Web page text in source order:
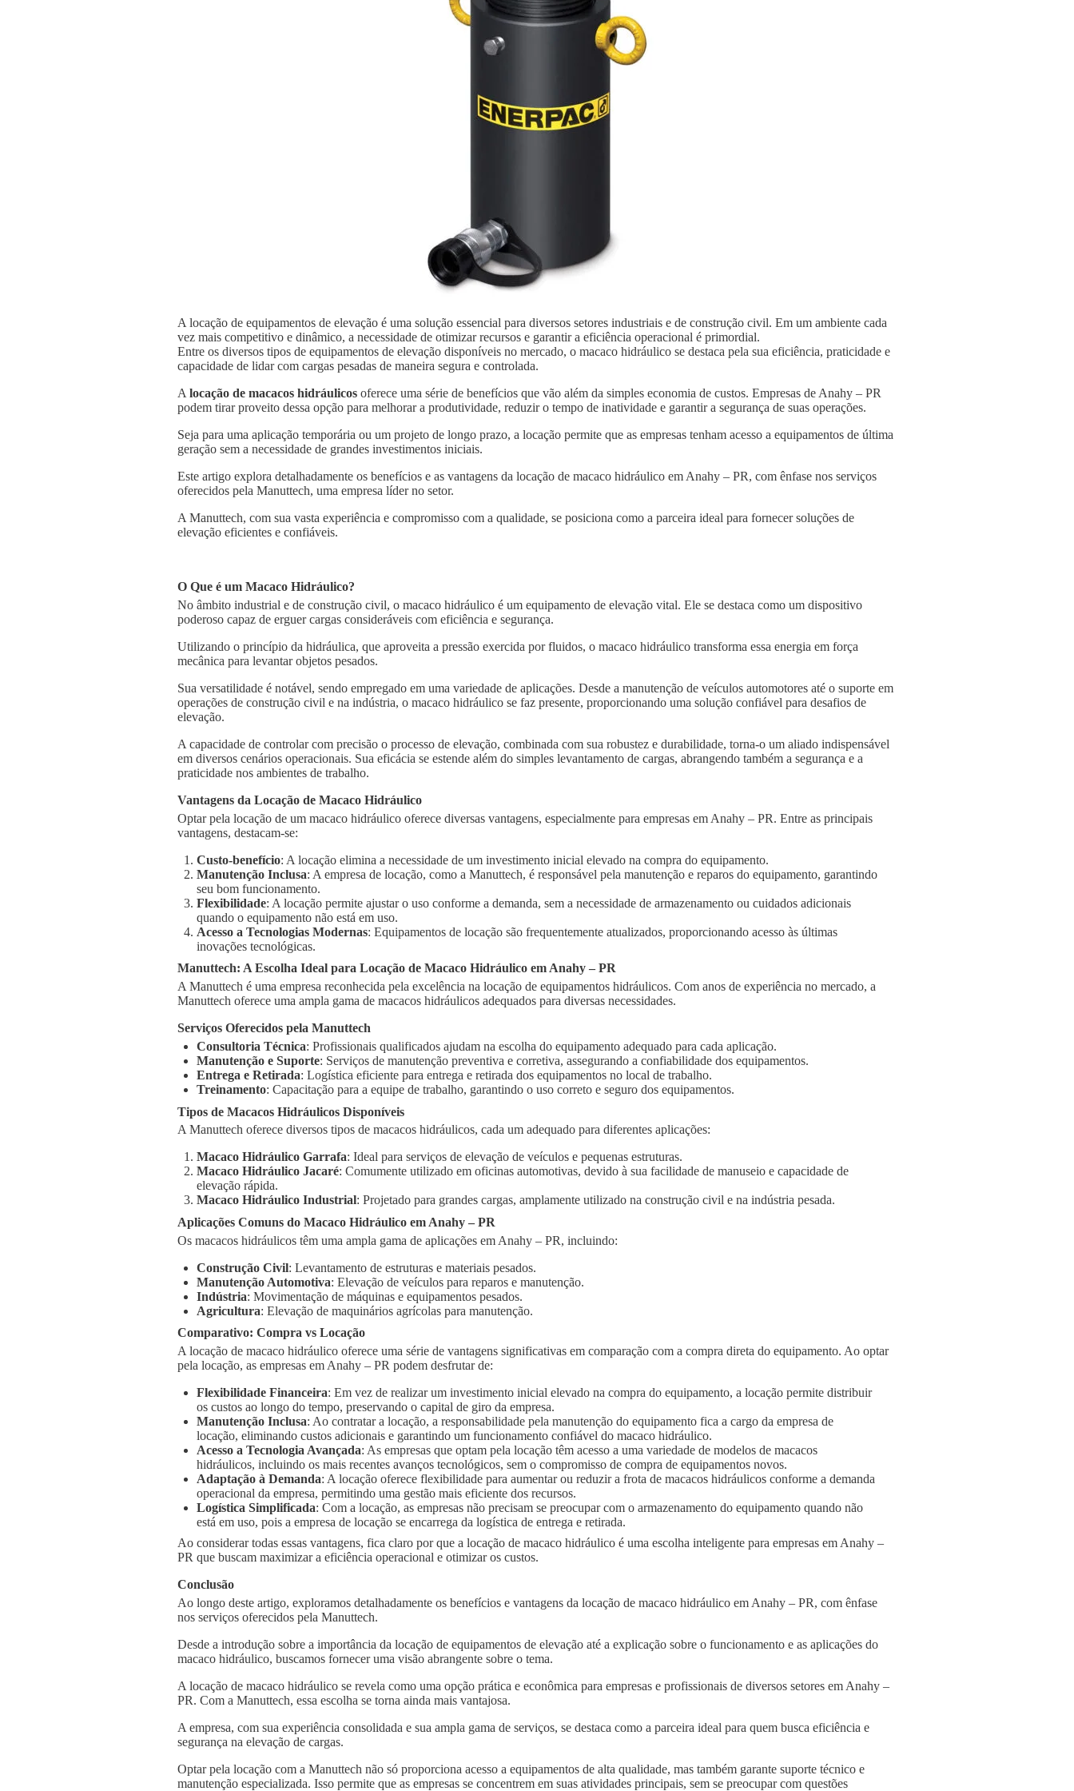
A locação de equipamentos de elevação é uma solução essencial para diversos setores industriais e de construção civil. Em um ambiente cada
vez mais competitivo e dinâmico, a necessidade de otimizar recursos e garantir a eficiência operacional é primordial.
Entre os diversos tipos de equipamentos de elevação disponíveis no mercado, o macaco hidráulico se destaca pela sua eficiência, praticidade e
capacidade de lidar com cargas pesadas de maneira segura e controlada.
A locação de macacos hidráulicos oferece uma série de benefícios que vão além da simples economia de custos. Empresas de Anahy – PR
podem tirar proveito dessa opção para melhorar a produtividade, reduzir o tempo de inatividade e garantir a segurança de suas operações.
Seja para uma aplicação temporária ou um projeto de longo prazo, a locação permite que as empresas tenham acesso a equipamentos de última
geração sem a necessidade de grandes investimentos iniciais.
Este artigo explora detalhadamente os benefícios e as vantagens da locação de macaco hidráulico em Anahy – PR, com ênfase nos serviços
oferecidos pela Manuttech, uma empresa líder no setor.
A Manuttech, com sua vasta experiência e compromisso com a qualidade, se posiciona como a parceira ideal para fornecer soluções de
elevação eficientes e confiáveis.
O Que é um Macaco Hidráulico?
No âmbito industrial e de construção civil, o macaco hidráulico é um equipamento de elevação vital. Ele se destaca como um dispositivo
poderoso capaz de erguer cargas consideráveis com eficiência e segurança.
Utilizando o princípio da hidráulica, que aproveita a pressão exercida por fluidos, o macaco hidráulico transforma essa energia em força
mecânica para levantar objetos pesados.
Sua versatilidade é notável, sendo empregado em uma variedade de aplicações. Desde a manutenção de veículos automotores até o suporte em
operações de construção civil e na indústria, o macaco hidráulico se faz presente, proporcionando uma solução confiável para desafios de
elevação.
A capacidade de controlar com precisão o processo de elevação, combinada com sua robustez e durabilidade, torna-o um aliado indispensável
em diversos cenários operacionais. Sua eficácia se estende além do simples levantamento de cargas, abrangendo também a segurança e a
praticidade nos ambientes de trabalho.
Vantagens da Locação de Macaco Hidráulico
Optar pela locação de um macaco hidráulico oferece diversas vantagens, especialmente para empresas em Anahy – PR. Entre as principais
vantagens, destacam-se:
Custo-benefício: A locação elimina a necessidade de um investimento inicial elevado na compra do equipamento.
Manutenção Inclusa: A empresa de locação, como a Manuttech, é responsável pela manutenção e reparos do equipamento, garantindo
seu bom funcionamento.
Flexibilidade: A locação permite ajustar o uso conforme a demanda, sem a necessidade de armazenamento ou cuidados adicionais
quando o equipamento não está em uso.
Acesso a Tecnologias Modernas: Equipamentos de locação são frequentemente atualizados, proporcionando acesso às últimas
inovações tecnológicas.
Manuttech: A Escolha Ideal para Locação de Macaco Hidráulico em Anahy – PR
A Manuttech é uma empresa reconhecida pela excelência na locação de equipamentos hidráulicos. Com anos de experiência no mercado, a
Manuttech oferece uma ampla gama de macacos hidráulicos adequados para diversas necessidades.
Serviços Oferecidos pela Manuttech
Consultoria Técnica: Profissionais qualificados ajudam na escolha do equipamento adequado para cada aplicação.
Manutenção e Suporte: Serviços de manutenção preventiva e corretiva, assegurando a confiabilidade dos equipamentos.
Entrega e Retirada: Logística eficiente para entrega e retirada dos equipamentos no local de trabalho.
Treinamento: Capacitação para a equipe de trabalho, garantindo o uso correto e seguro dos equipamentos.
Tipos de Macacos Hidráulicos Disponíveis
A Manuttech oferece diversos tipos de macacos hidráulicos, cada um adequado para diferentes aplicações:
Macaco Hidráulico Garrafa: Ideal para serviços de elevação de veículos e pequenas estruturas.
Macaco Hidráulico Jacaré: Comumente utilizado em oficinas automotivas, devido à sua facilidade de manuseio e capacidade de
elevação rápida.
Macaco Hidráulico Industrial: Projetado para grandes cargas, amplamente utilizado na construção civil e na indústria pesada.
Aplicações Comuns do Macaco Hidráulico em Anahy – PR
Os macacos hidráulicos têm uma ampla gama de aplicações em Anahy – PR, incluindo:
Construção Civil: Levantamento de estruturas e materiais pesados.
Manutenção Automotiva: Elevação de veículos para reparos e manutenção.
Indústria: Movimentação de máquinas e equipamentos pesados.
Agricultura: Elevação de maquinários agrícolas para manutenção.
Comparativo: Compra vs Locação
A locação de macaco hidráulico oferece uma série de vantagens significativas em comparação com a compra direta do equipamento. Ao optar
pela locação, as empresas em Anahy – PR podem desfrutar de:
Flexibilidade Financeira: Em vez de realizar um investimento inicial elevado na compra do equipamento, a locação permite distribuir
os custos ao longo do tempo, preservando o capital de giro da empresa.
Manutenção Inclusa: Ao contratar a locação, a responsabilidade pela manutenção do equipamento fica a cargo da empresa de
locação, eliminando custos adicionais e garantindo um funcionamento confiável do macaco hidráulico.
Acesso a Tecnologia Avançada: As empresas que optam pela locação têm acesso a uma variedade de modelos de macacos
hidráulicos, incluindo os mais recentes avanços tecnológicos, sem o compromisso de compra de equipamentos novos.
Adaptação à Demanda: A locação oferece flexibilidade para aumentar ou reduzir a frota de macacos hidráulicos conforme a demanda
operacional da empresa, permitindo uma gestão mais eficiente dos recursos.
Logística Simplificada: Com a locação, as empresas não precisam se preocupar com o armazenamento do equipamento quando não
está em uso, pois a empresa de locação se encarrega da logística de entrega e retirada.
Ao considerar todas essas vantagens, fica claro por que a locação de macaco hidráulico é uma escolha inteligente para empresas em Anahy –
PR que buscam maximizar a eficiência operacional e otimizar os custos.
Conclusão
Ao longo deste artigo, exploramos detalhadamente os benefícios e vantagens da locação de macaco hidráulico em Anahy – PR, com ênfase
nos serviços oferecidos pela Manuttech.
Desde a introdução sobre a importância da locação de equipamentos de elevação até a explicação sobre o funcionamento e as aplicações do
macaco hidráulico, buscamos fornecer uma visão abrangente sobre o tema.
A locação de macaco hidráulico se revela como uma opção prática e econômica para empresas e profissionais de diversos setores em Anahy –
PR. Com a Manuttech, essa escolha se torna ainda mais vantajosa.
A empresa, com sua experiência consolidada e sua ampla gama de serviços, se destaca como a parceira ideal para quem busca eficiência e
segurança na elevação de cargas.
Optar pela locação com a Manuttech não só proporciona acesso a equipamentos de alta qualidade, mas também garante suporte técnico e
manutenção especializada. Isso permite que as empresas se concentrem em suas atividades principais, sem se preocupar com questões